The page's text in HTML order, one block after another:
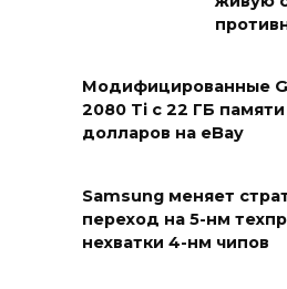
Модифицированные
2080 Ti с 22 ГБ
долларов на eBay
Samsung меняет
переход на 5-нм
нехватки 4-нм чипов